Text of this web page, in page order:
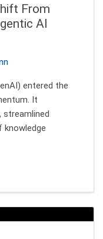
From
AI
entered the
It
C-Suite Must Shift